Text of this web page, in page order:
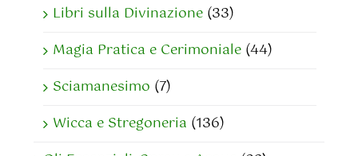
Libri sulla Divinazione (33)
Magia Pratica e Cerimoniale (44)
Sciamanesimo (7)
Wicca e Stregoneria (136)